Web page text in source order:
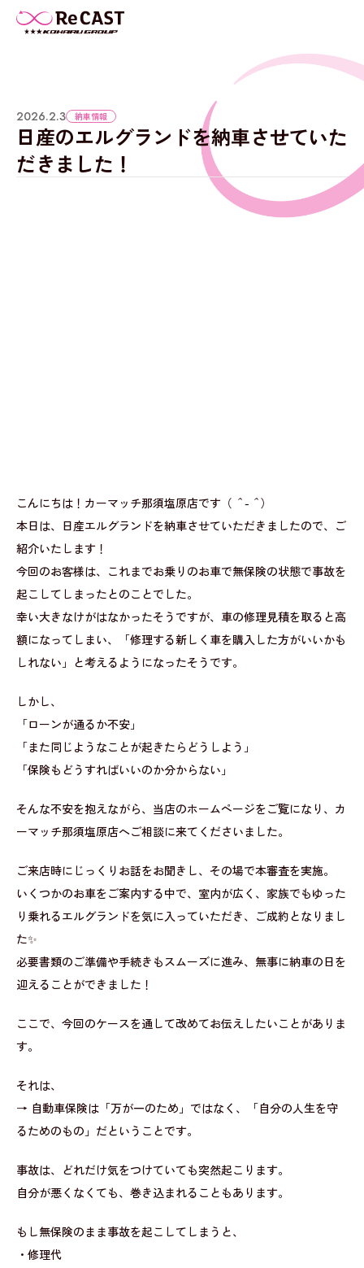
2026.2.3 納車情報
日産のエルグランドを納車させていた
だきました！
こんにちは！カーマッチ那須塩原店です（ ＾-＾）
本日は、日産エルグランドを納車させていただきましたので、ご
紹介いたします！
今回のお客様は、これまでお乗りのお車で無保険の状態で事故を
起こしてしまったとのことでした。
幸い大きなけがはなかったそうですが、車の修理見積を取ると高
額になってしまい、「修理する新しく車を購入した方がいいかも
しれない」と考えるようになったそうです。
しかし、
「ローンが通るか不安」
「また同じようなことが起きたらどうしよう」
「保険もどうすればいいのか分からない」
そんな不安を抱えながら、当店のホームページをご覧になり、カ
ーマッチ那須塩原店へご相談に来てくださいました。
ご来店時にじっくりお話をお聞きし、その場で本審査を実施。
いくつかのお車をご案内する中で、室内が広く、家族でもゆった
り乗れるエルグランドを気に入っていただき、ご成約となりまし
た✨
必要書類のご準備や手続きもスムーズに進み、無事に納車の日を
迎えることができました！
ここで、今回のケースを通して改めてお伝えしたいことがありま
す。
それは、
→ 自動車保険は「万が一のため」ではなく、「自分の人生を守
るためのもの」だということです。
事故は、どれだけ気をつけていても突然起こります。
自分が悪くなくても、巻き込まれることもあります。
もし無保険のまま事故を起こしてしまうと、
・修理代